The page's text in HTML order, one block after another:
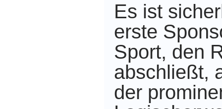
Es ist
erste
Sport, den
abschließt,
der